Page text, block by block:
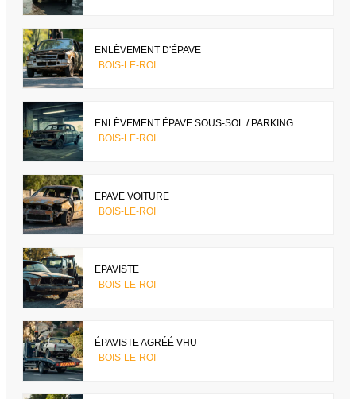
ENLÈVEMENT D'ÉPAVE
BOIS-LE-ROI
ENLÈVEMENT ÉPAVE SOUS-SOL / PARKING
BOIS-LE-ROI
EPAVE VOITURE
BOIS-LE-ROI
EPAVISTE
BOIS-LE-ROI
ÉPAVISTE AGRÉÉ VHU
BOIS-LE-ROI